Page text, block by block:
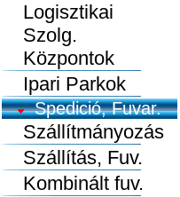
Logisztikai
Szolg.
Központok
Ipari Parkok
Spedició, Fuvar.
Szállítmányozás
Szállítás, Fuv.
Kombinált fuv.